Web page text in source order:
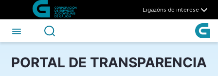
Skip to Main Content
A BALADA DE CABLELigazóns de interese
PORTAL DE TRANSPARENCIA